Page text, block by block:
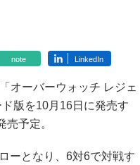
note LinkedIn
オーバーウォッチ レジェ
版を10月16日に発売す
予定。
ーとなり、6対6で対戦す